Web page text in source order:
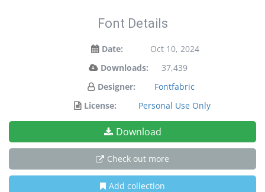
Font Details
Date:
Oct 10, 2024
Downloads:
37,439
Designer:
Fontfabric
License:
Personal Use Only
Download
Check out more
Add collection